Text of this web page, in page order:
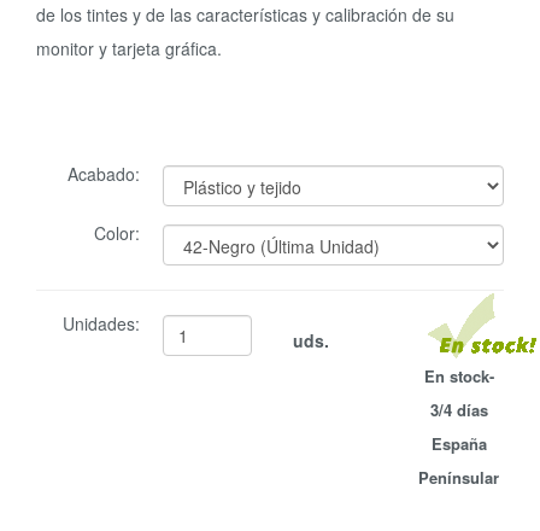
de los tintes y de las características y calibración de su
monitor y tarjeta gráfica.
Acabado:
Color:
Unidades:
uds.
En stock-
3/4 días
España
Penínsular